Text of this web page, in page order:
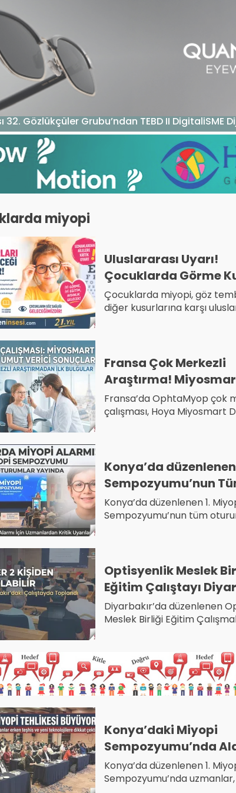
EKONOMI MAGAZIN
32. Gözlükçüler Grubu’ndan TEBD II DigitaliSME
miyopi
Uluslararası Uyarı!
Çocuklarda Görme
Sessizce Geleceği
Ediyor
Çocuklarda miyopi, göz
diğer kusurlarına karşı
Fransa Çok Merkezli
Araştırma!
Lensleri Umut Verici
Gösterdi
Fransa’da OphtaMyop çok
çalışması, Hoya Miyosmart
verici olarak işaretliyor.
Konya’da
Sempozyumu’nun
Kayıtları Yayınlandı
Konya’da düzenlenen 1.
Sempozyumu’nun tüm
haberde.
Optisyenlik Meslek
Eğitim Çalıştayı
Düzenlendi
Diyarbakır’da düzenlenen
Meslek Birliği Eğitim
önerileri seçildi.
Konya’daki Miyopi
Sempozyumu’nda
Zilleri! Çocuklarda
Hızla Yayılıyor
Konya’da düzenlenen 1.
Sempozyumu’nda